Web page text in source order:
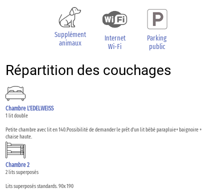
Supplément
animaux
Internet
Wi-Fi
Parking
public
Répartition des couchages
Chambre L'EDELWEISS
1 lit double
Petite chambre avec lit en 140.Possibilité de demander le prêt d'un lit bébé parapluie+ baignoire +
chaise haute.
Chambre 2
2 lits superposés
Lits superposés standards. 90x 190